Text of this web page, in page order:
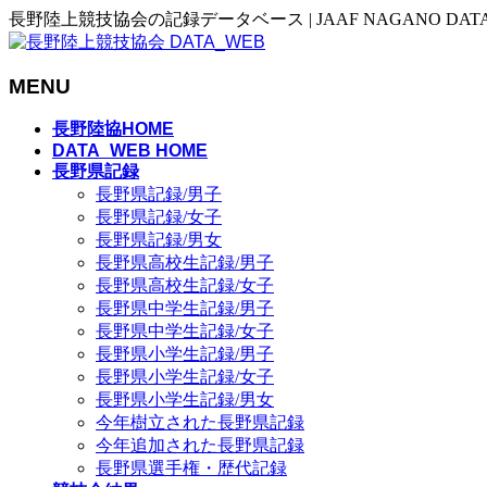
長野陸上競技協会の記録データベース | JAAF NAGANO
MENU
長野陸協HOME
DATA_WEB HOME
長野県記録
長野県記録/男子
長野県記録/女子
長野県記録/男女
長野県高校生記録/男子
長野県高校生記録/女子
長野県中学生記録/男子
長野県中学生記録/女子
長野県小学生記録/男子
長野県小学生記録/女子
長野県小学生記録/男女
今年樹立された長野県記録
今年追加された長野県記録
長野県選手権・歴代記録